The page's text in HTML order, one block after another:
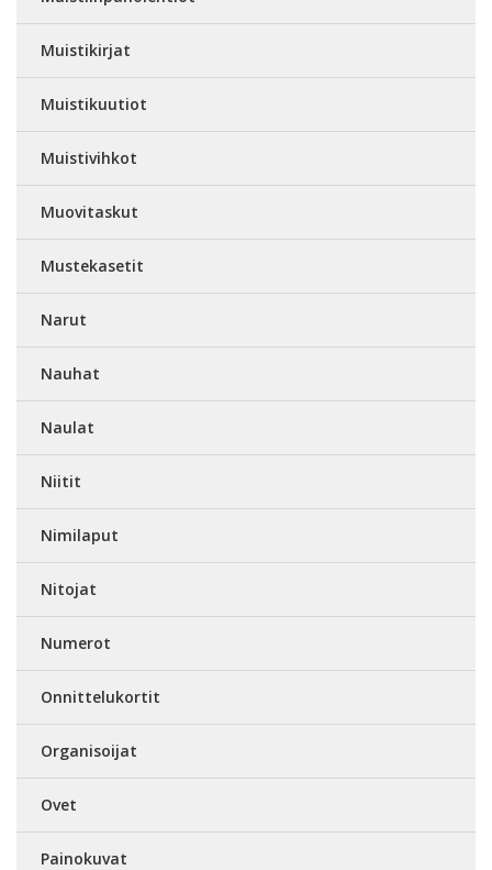
Muistikirjat
Muistikuutiot
Muistivihkot
Muovitaskut
Mustekasetit
Narut
Nauhat
Naulat
Niitit
Nimilaput
Nitojat
Numerot
Onnittelukortit
Organisoijat
Ovet
Painokuvat